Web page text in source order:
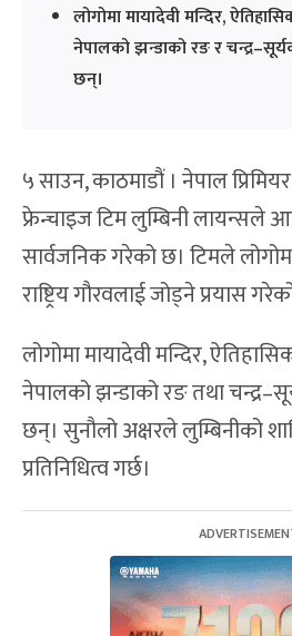
लोगोमा मायादेवी मन्दिर,
नेपालको झन्डाको रङ र
छन्।
५ साउन, काठमाडौं । नेपाल
फ्रेन्चाइज टिम लुम्बिनी लायन्सले
सार्वजनिक गरेको छ। टिमले
राष्ट्रिय गौरवलाई जोड्ने प्रयास
लोगोमा मायादेवी मन्दिर,
नेपालको झन्डाको रङ तथा
छन्। सुनौलो अक्षरले लुम्बिनीको
प्रतिनिधित्व गर्छ।